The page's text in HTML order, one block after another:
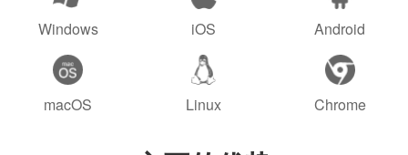
Windows iOS Android
macOS Linux Chrome